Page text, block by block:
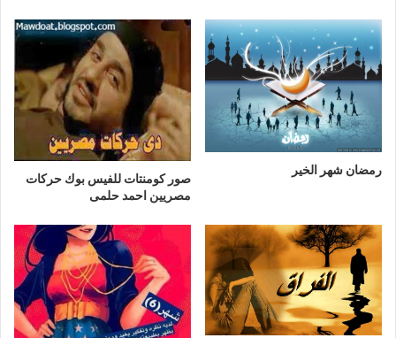
رمضان شهر الخير
صور كومنتات للفيس بوك حركات
مصريين احمد حلمى